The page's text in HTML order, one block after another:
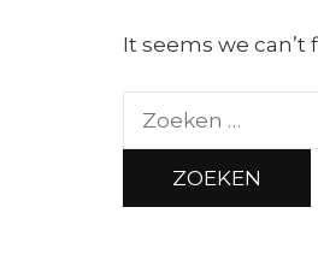
It seems we can’t
Zoeken